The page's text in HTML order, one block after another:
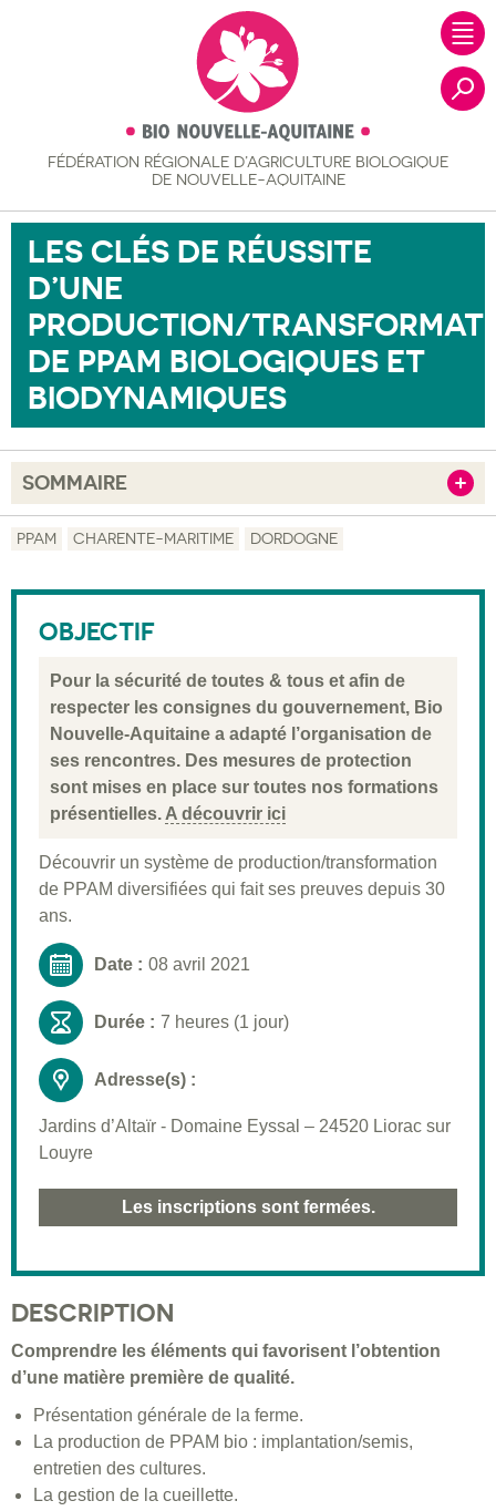
FÉDÉRATION RÉGIONALE D’AGRICULTURE BIOLOGIQUE
DE NOUVELLE-AQUITAINE
LES CLÉS DE RÉUSSITE
D’UNE
PRODUCTION/
DE PPAM BIOLOGIQUES ET
BIODYNAMIQUES
SOMMAIRE
Validation
Moyens pédagogiques
Informations pratiques
PPAM CHARENTE-MARITIME DORDOGNE
OBJECTIF
Pour la sécurité de toutes & tous et afin de
respecter les consignes du gouvernement, Bio
Nouvelle-Aquitaine a adapté l’organisation de
ses rencontres. Des mesures de protection
sont mises en place sur toutes nos formations
présentielles. A découvrir ici
Découvrir un système de production/transformation
de PPAM diversifiées qui fait ses preuves depuis 30
ans.
Date : 08 avril 2021
Durée : 7 heures (1 jour)
Adresse(s) :
Jardins d’Altaïr - Domaine Eyssal – 24520 Liorac sur
Louyre
Les inscriptions sont fermées.
DESCRIPTION
Comprendre les éléments qui favorisent l’obtention
d’une matière première de qualité.
Présentation générale de la ferme.
La production de PPAM bio : implantation/semis,
entretien des cultures.
La gestion de la cueillette.